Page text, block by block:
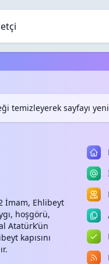
temizleyerek sayfayı
İmam, Ehlibeyt
hoşgörü,
Atatürk’ün
kapısını